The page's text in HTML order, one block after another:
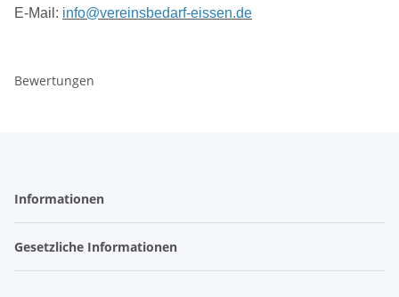
E-Mail: info@vereinsbedarf-eissen.de
Bewertungen
Informationen
Gesetzliche Informationen